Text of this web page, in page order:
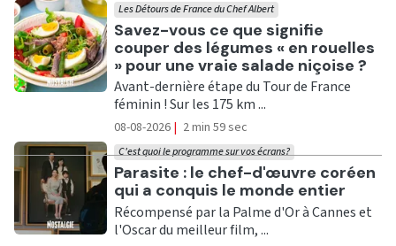
Ecouter
Savez-vous ce que signifie
couper des légumes « en rouelles
» pour une vraie salade niçoise ?
Les Détours de France du Chef Albert
Avant-dernière étape du Tour de France
féminin ! Sur les 175 km ...
08-08-2026 | 2 min 59 sec
Ecouter
Parasite : le chef-d'œuvre coréen
qui a conquis le monde entier
C'est quoi le programme sur vos écrans?
Récompensé par la Palme d'Or à Cannes et
l'Oscar du meilleur film, ...